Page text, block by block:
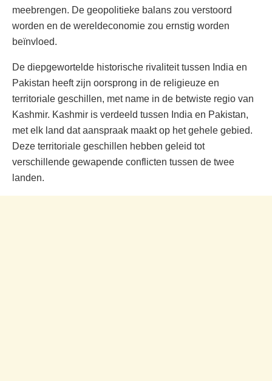
meebrengen. De geopolitieke balans zou verstoord
worden en de wereldeconomie zou ernstig worden
beïnvloed.
De diepgewortelde historische rivaliteit tussen India en
Pakistan heeft zijn oorsprong in de religieuze en
territoriale geschillen, met name in de betwiste regio van
Kashmir. Kashmir is verdeeld tussen India en Pakistan,
met elk land dat aanspraak maakt op het gehele gebied.
Deze territoriale geschillen hebben geleid tot
verschillende gewapende conflicten tussen de twee
landen.